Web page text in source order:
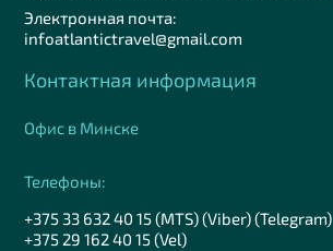
Электронная почта:
infoatlantictravel@gmail.com
Контактная информация
Офис в Минске
Телефоны:
+375 33 632 40 15 (MTS) (Viber) (Telegram)
+375 29 162 40 15 (Vel)